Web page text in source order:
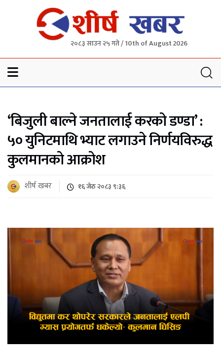
२०८३ साउन २५ गते / 10th of August 2026
‘बिजुली बाल्ने जनतालाई करको डण्डा’ :
५० युनिटमाथि भ्याट लगाउने निर्णयविरुद्ध
कुलमानको आक्रोश
शीर्ष खबर १६ जेठ २०८३ ९:३६